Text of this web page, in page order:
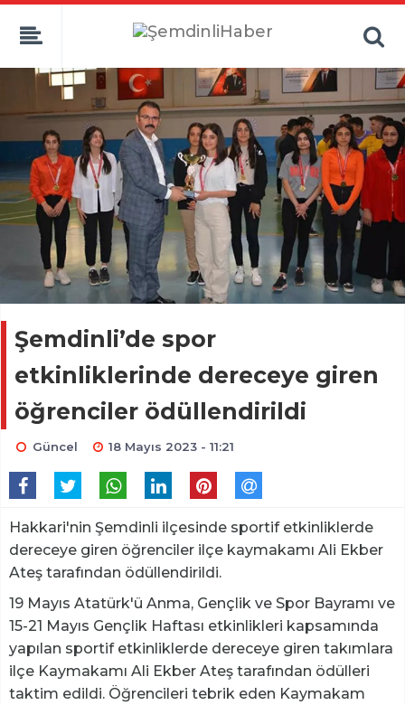
Şemdinli’de spor
etkinliklerinde dereceye giren
öğrenciler ödüllendirildi
Güncel 18 Mayıs 2023 - 11:21
Hakkari'nin Şemdinli ilçesinde sportif etkinliklerde
dereceye giren öğrenciler ilçe kaymakamı Ali Ekber
Ateş tarafından ödüllendirildi.
19 Mayıs Atatürk'ü Anma, Gençlik ve Spor Bayramı ve
15-21 Mayıs Gençlik Haftası etkinlikleri kapsamında
yapılan sportif etkinliklerde dereceye giren takımlara
ilçe Kaymakamı Ali Ekber Ateş tarafından ödülleri
taktim edildi. Öğrencileri tebrik eden Kaymakam